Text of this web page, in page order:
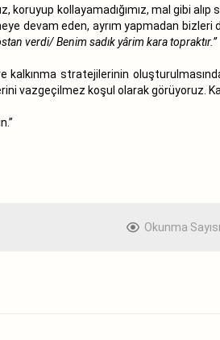
kollayamadığımız, mal gibi alıp
devam eden, ayrım yapmadan bizleri
verdi/ Benim sadık yârim kara topraktır.”
stratejilerinin
vazgeçilmez koşul olarak görüyoruz.
Okunma